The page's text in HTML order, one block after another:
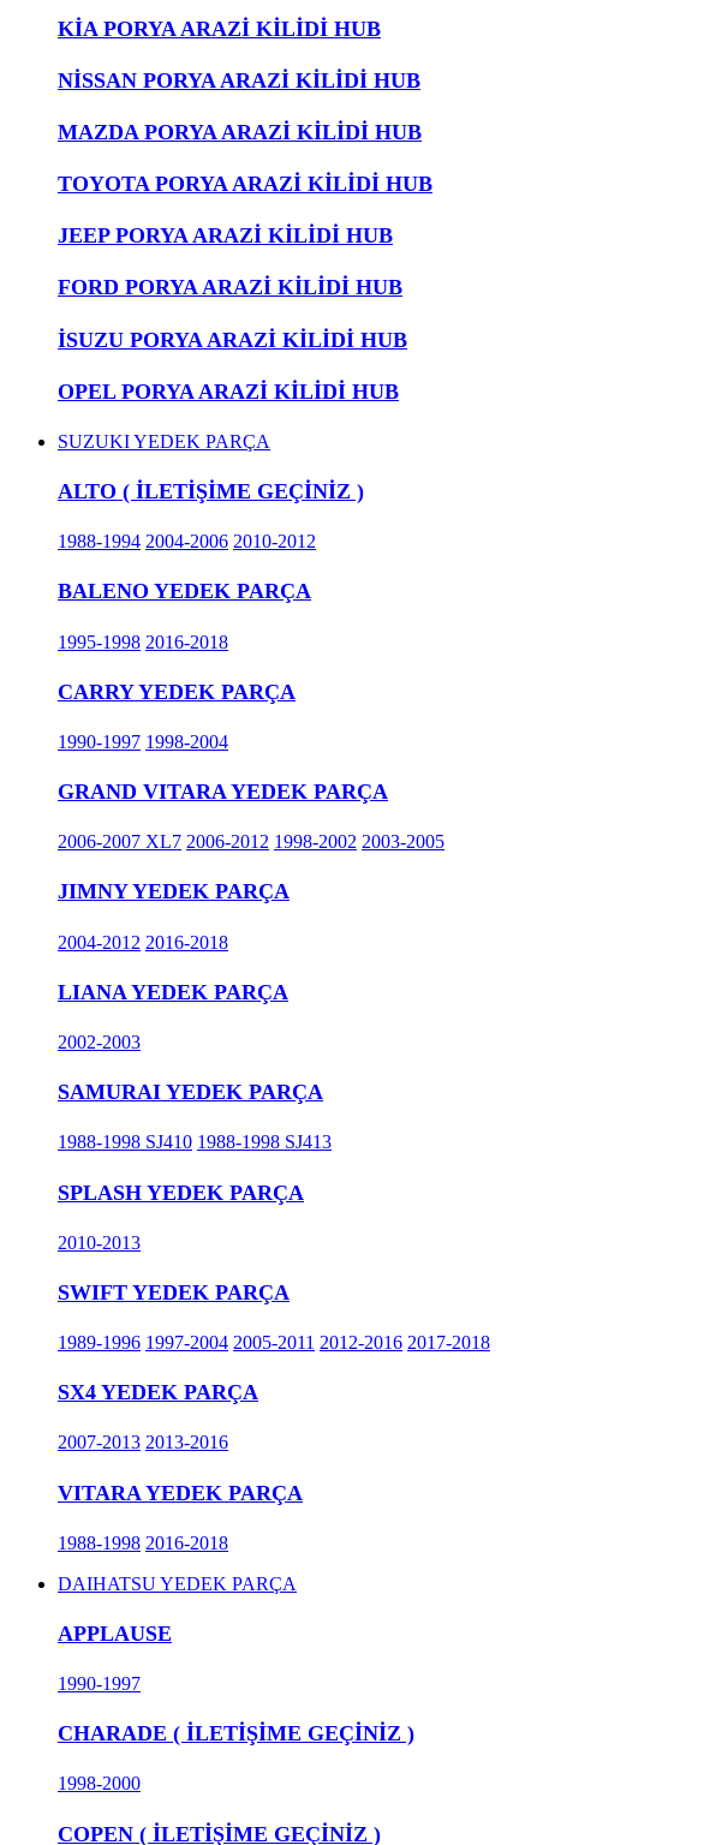
KİA PORYA ARAZİ KİLİDİ HUB
NİSSAN PORYA ARAZİ KİLİDİ HUB
MAZDA PORYA ARAZİ KİLİDİ HUB
TOYOTA PORYA ARAZİ KİLİDİ HUB
JEEP PORYA ARAZİ KİLİDİ HUB
FORD PORYA ARAZİ KİLİDİ HUB
İSUZU PORYA ARAZİ KİLİDİ HUB
OPEL PORYA ARAZİ KİLİDİ HUB
SUZUKI YEDEK PARÇA
ALTO ( İLETİŞİME GEÇİNİZ )
1988-1994 2004-2006 2010-2012
BALENO YEDEK PARÇA
1995-1998 2016-2018
CARRY YEDEK PARÇA
1990-1997 1998-2004
GRAND VITARA YEDEK PARÇA
2006-2007 XL7 2006-2012 1998-2002 2003-2005
JIMNY YEDEK PARÇA
2004-2012 2016-2018
LIANA YEDEK PARÇA
2002-2003
SAMURAI YEDEK PARÇA
1988-1998 SJ410 1988-1998 SJ413
SPLASH YEDEK PARÇA
2010-2013
SWIFT YEDEK PARÇA
1989-1996 1997-2004 2005-2011 2012-2016 2017-2018
SX4 YEDEK PARÇA
2007-2013 2013-2016
VITARA YEDEK PARÇA
1988-1998 2016-2018
DAIHATSU YEDEK PARÇA
APPLAUSE
1990-1997
CHARADE ( İLETİŞİME GEÇİNİZ )
1998-2000
COPEN ( İLETİŞİME GEÇİNİZ )